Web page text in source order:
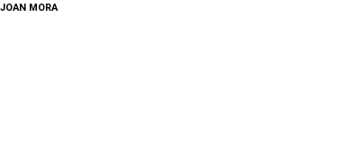
JOAN MORA